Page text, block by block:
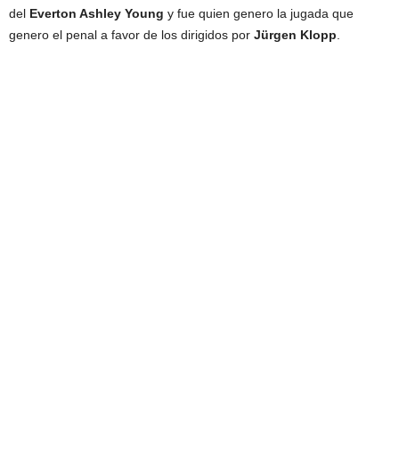
del Everton Ashley Young y fue quien genero la jugada que
genero el penal a favor de los dirigidos por Jürgen Klopp